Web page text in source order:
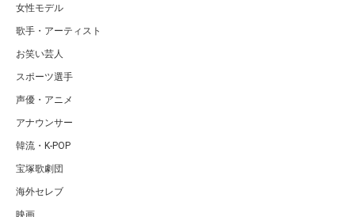
女性モデル
歌手・アーティスト
お笑い芸人
スポーツ選手
声優・アニメ
アナウンサー
韓流・K-POP
宝塚歌劇団
海外セレブ